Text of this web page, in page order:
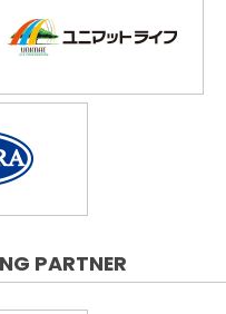
PARTNER